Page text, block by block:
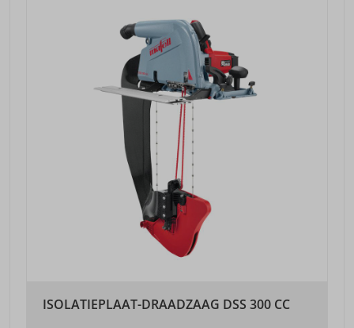
ISOLATIEPLAAT-DRAADZAAG DSS 300 CC